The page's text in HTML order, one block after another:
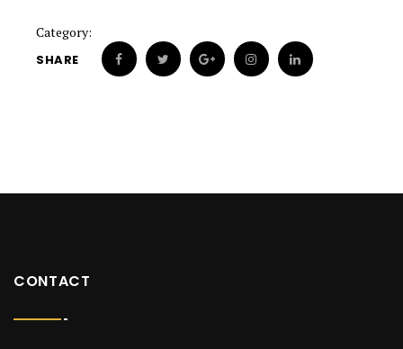
Category:
SHARE
CONTACT